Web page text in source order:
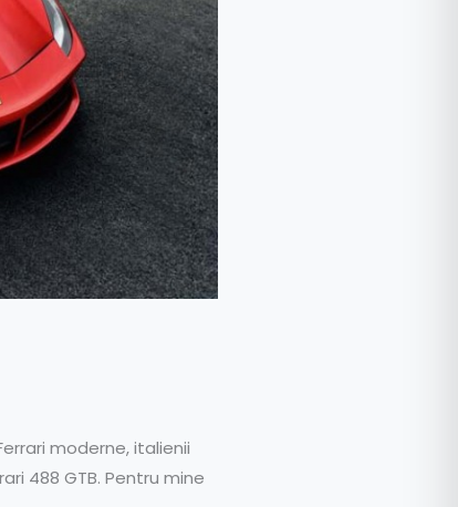
moderne, italienii
488 GTB. Pentru mine